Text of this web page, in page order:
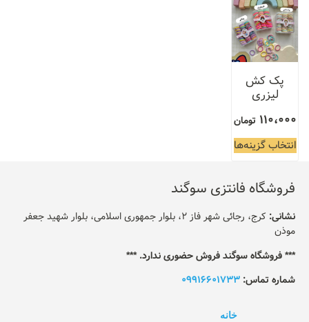
پک کش
لیزری
110،000 تومان
انتخاب گزینه‌ها
فروشگاه فانتزی سوگند
نشانی:
کرج، رجائی شهر فاز 2، بلوار جمهوری اسلامی، بلوار شهید جعفر
موذن
*** فروشگاه سوگند فروش حضوری ندارد. ***
شماره تماس: 09916601733
خانه